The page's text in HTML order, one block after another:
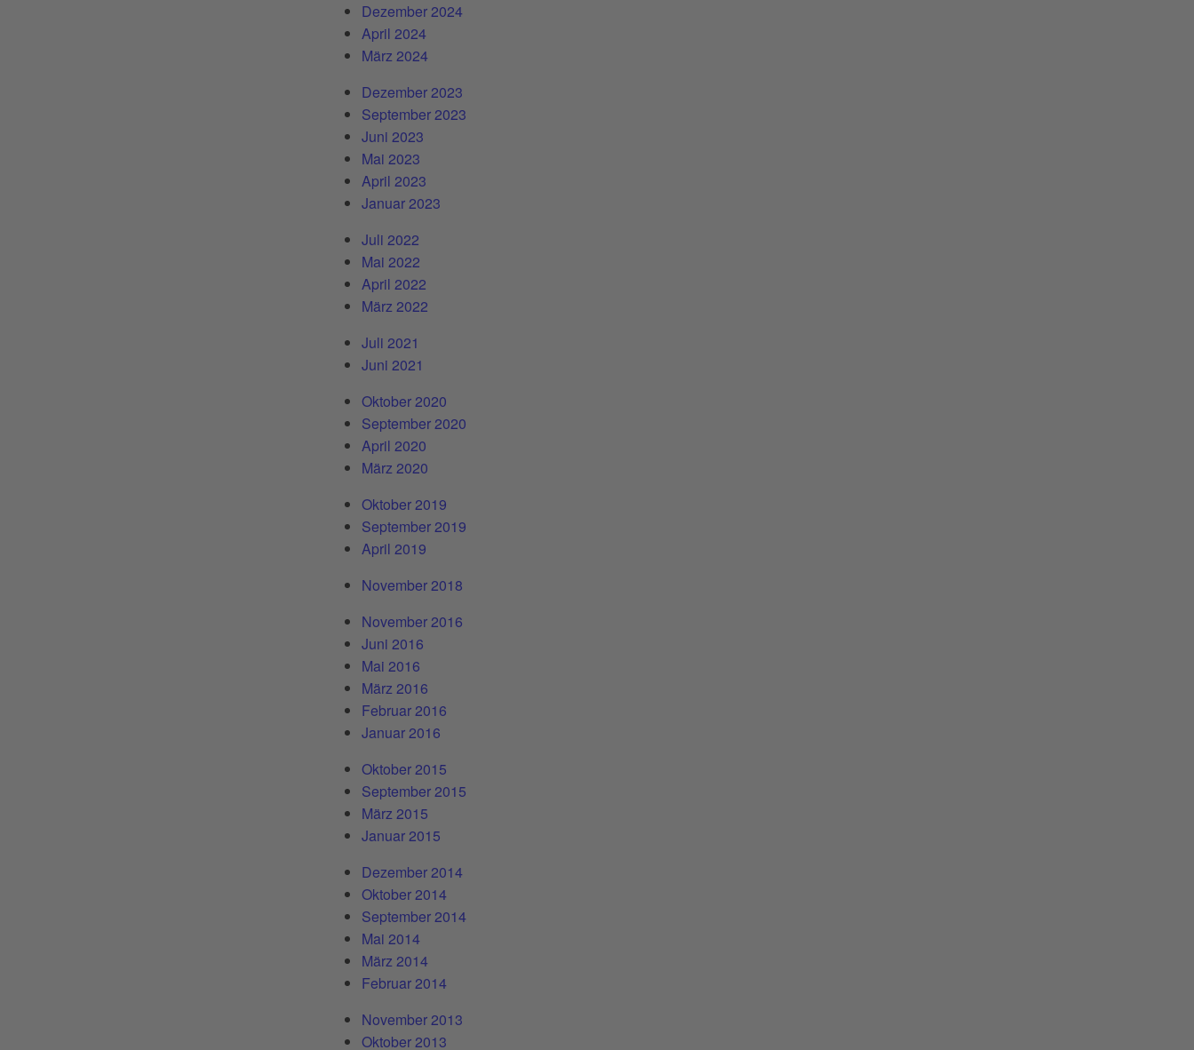
Dezember 2024
April 2024
März 2024
Dezember 2023
September 2023
Juni 2023
Mai 2023
April 2023
Januar 2023
Juli 2022
Mai 2022
April 2022
März 2022
Juli 2021
Juni 2021
Oktober 2020
September 2020
April 2020
März 2020
Oktober 2019
September 2019
April 2019
November 2018
November 2016
Juni 2016
Mai 2016
März 2016
Februar 2016
Januar 2016
Oktober 2015
September 2015
März 2015
Januar 2015
Dezember 2014
Oktober 2014
September 2014
Mai 2014
März 2014
Februar 2014
November 2013
Oktober 2013